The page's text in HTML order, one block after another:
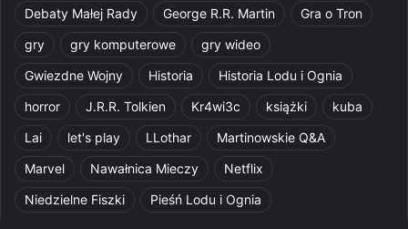
Debaty Małej Rady
George R.R. Martin
Gra o Tron
gry
gry komputerowe
gry wideo
Gwiezdne Wojny
Historia
Historia Lodu i Ognia
horror
J.R.R. Tolkien Kr4wi3c książki
kuba
Lai
let's play LLothar
Martinowskie Q&A
Marvel
Nawałnica Mieczy
Netflix
Niedzielne Fiszki
Pieśń Lodu i Ognia